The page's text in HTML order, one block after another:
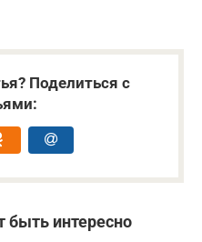
Поделиться с
интересно